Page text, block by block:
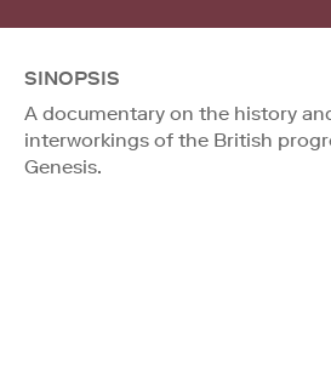
SINOPSIS
A documentary on the history
interworkings of the British
Genesis.